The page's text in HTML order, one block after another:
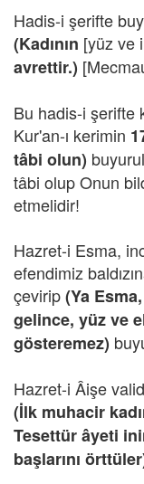
Hadis-i şerifte
(Kadının [yüz ve
avrettir.)
Bu hadis-i şerifte
Kur'an-ı kerimin
tâbi olun)
tâbi olup Onun
etmelidir!
Hazret-i Esma,
efendimiz
çevirip(Ya
gelince, yüz ve
gösteremez)
Hazret-i Âişe
(İlk muhacir
Tesettür âyeti
başlarını